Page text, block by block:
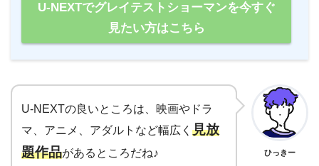
U-NEXTでグレイテストショーマンを今すぐ
見たい方はこちら
U-NEXTの良いところは、映画やドラ
マ、アニメ、アダルトなど幅広く 見放
題作品があるところだね♪
ひっきー